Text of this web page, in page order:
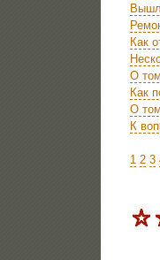
Как
О
Как
О
К
1 2 3